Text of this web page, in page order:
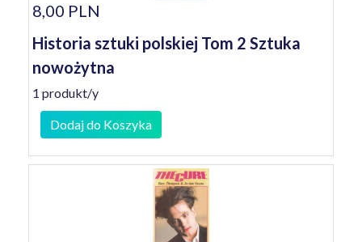
8,00 PLN
Historia sztuki polskiej Tom 2 Sztuka
nowożytna
1 produkt/y
Dodaj do Koszyka